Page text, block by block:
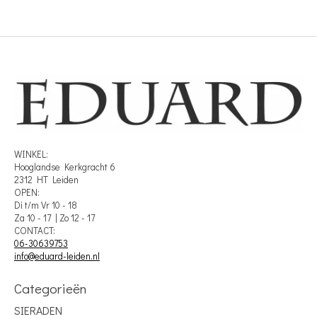
WINKEL:
Hooglandse Kerkgracht 6
2312 HT Leiden
OPEN:
Di t/m Vr 10 - 18
Za 10 - 17 | Zo 12 - 17
CONTACT:
06-30639753
info@eduard-leiden.nl
Categorieën
SIERADEN